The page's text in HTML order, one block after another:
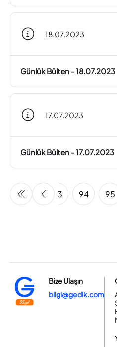
18.07.2023
Günlük Bülten - 18.07.2023
17.07.2023
Günlük Bülten - 17.07.2023
92 93 94 95
Bize Ulaşın
bilgi@gedik.com